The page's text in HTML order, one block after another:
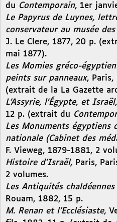
du Contemporain, 1er
Le Papyrus de Luynes,
conservateur au musée
J. Le Clere, 1877, 20 p.
mai 1877).
Les Momies gréco-
peints sur panneaux, Paris,
(extrait de la La Gazette
L’Assyrie, l’Égypte, et Israël
12 p. (extrait du
Les Monuments égyptiens
nationale (Cabinet des
F. Vieweg, 1879-1881, 2
Histoire d’Israël, Paris,
2 volumes.
Les Antiquités
Rouam, 1882, 15 p.
M. Renan et l’Ecclésiaste,